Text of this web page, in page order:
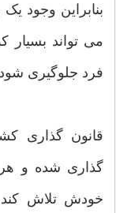
بنابراین وجود
می تواند بسیار
فرد جلوگیری
قانون گذاری
گذاری شده و
خودش تلاش